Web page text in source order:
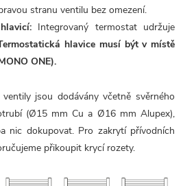
stranu ventilu bez omezení.
Integrovaný termostat udržuje
hlavice musí být v místě
ONE).
jsou dodávány včetně svěrného
(Ø15 mm Cu a Ø16 mm Alupex),
nic dokupovat. Pro zakrytí přívodních
přikoupit krycí rozety.